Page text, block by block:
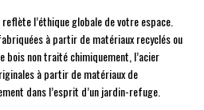
reflète l’éthique globale de votre espace.
à partir de matériaux recyclés ou
bois non traité chimiquement, l’acier
à partir de matériaux de
dans l’esprit d’un jardin-refuge.